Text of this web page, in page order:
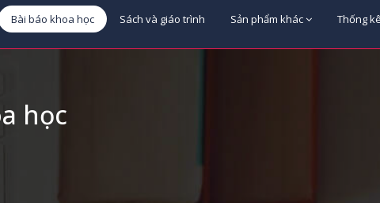
Bài báo khoa học Sách và giáo trình Sản phẩm khác Thống kê
học